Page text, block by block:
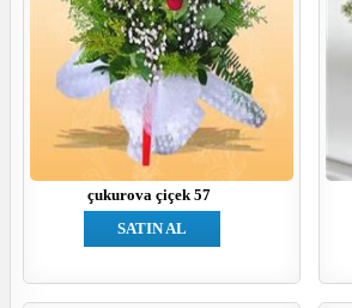
çukurova çiçek 57
SATIN AL